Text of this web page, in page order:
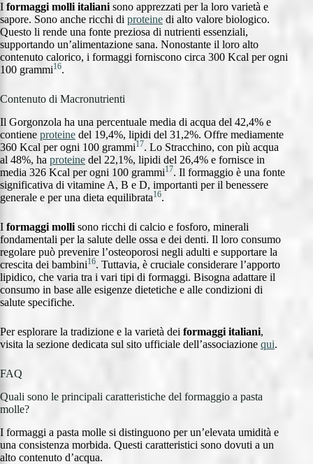
I formaggi molli italiani sono apprezzati per la loro varietà e
sapore. Sono anche ricchi di proteine di alto valore biologico.
Questo li rende una fonte preziosa di nutrienti essenziali,
supportando un’alimentazione sana. Nonostante il loro alto
contenuto calorico, i formaggi forniscono circa 300 Kcal per ogni
100 grammi16.
Contenuto di Macronutrienti
Il Gorgonzola ha una percentuale media di acqua del 42,4% e
contiene proteine del 19,4%, lipidi del 31,2%. Offre mediamente
360 Kcal per ogni 100 grammi17. Lo Stracchino, con più acqua
al 48%, ha proteine del 22,1%, lipidi del 26,4% e fornisce in
media 326 Kcal per ogni 100 grammi17. Il formaggio è una fonte
significativa di vitamine A, B e D, importanti per il benessere
generale e per una dieta equilibrata16.
I formaggi molli sono ricchi di calcio e fosforo, minerali
fondamentali per la salute delle ossa e dei denti. Il loro consumo
regolare può prevenire l’osteoporosi negli adulti e supportare la
crescita dei bambini16. Tuttavia, è cruciale considerare l’apporto
lipidico, che varia tra i vari tipi di formaggi. Bisogna adattare il
consumo in base alle esigenze dietetiche e alle condizioni di
salute specifiche.
Per esplorare la tradizione e la varietà dei formaggi italiani,
visita la sezione dedicata sul sito ufficiale dell’associazione qui.
FAQ
Quali sono le principali caratteristiche del formaggio a pasta
molle?
I formaggi a pasta molle si distinguono per un’elevata umidità e
una consistenza morbida. Questi caratteristici sono dovuti a un
alto contenuto d’acqua.